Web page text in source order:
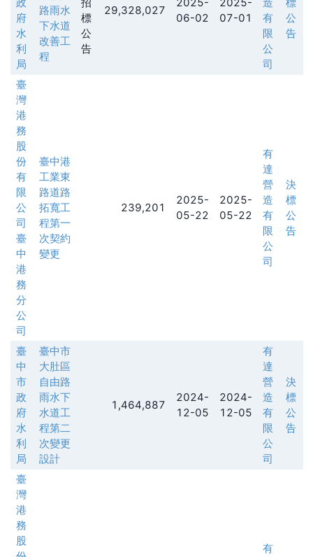
府
水
利
局
路雨水
下水道
改善工
程
標
公
告
29,328,027
06-02
07-01
有
限
公
司
公
告
臺
灣
港
務
股
份
有
限
公
司
臺
中
港
務
分
公
司
臺中港
工業東
路道路
拓寬工
程第一
次契約
變更
239,201
2025-
05-22
2025-
05-22
有
達
營
造
有
限
公
司
決
標
公
告
臺
中
市
政
府
水
利
局
臺中市
大肚區
自由路
雨水下
水道工
程第二
次變更
設計
1,464,887
2024-
12-05
2024-
12-05
有
達
營
造
有
限
公
司
決
標
公
告
臺
灣
港
務
股
有